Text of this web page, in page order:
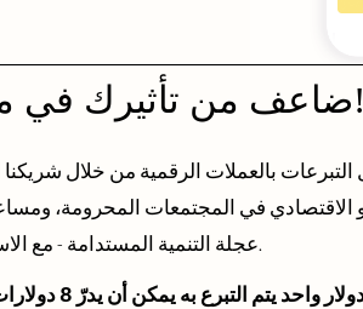
ضاعف من تأثيرك في موسم العطاء هذا العام!
عجلة التنمية المستدامة - مع الاستفادة أيضًا من طريقة فعالة ضريبيًا للتبرع.